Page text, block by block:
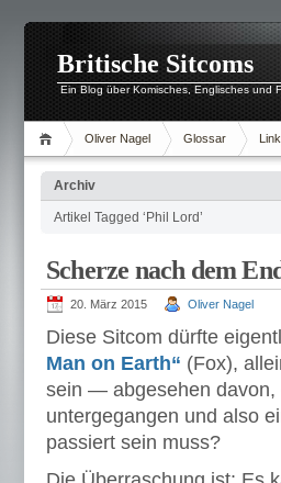
Britische Sitcoms
Ein Blog über Komisches, Englisches und
Oliver Nagel Glossar
Archiv
Artikel Tagged ‘Phil Lord’
Scherze nach dem
20. März 2015 Oliver Nagel
Diese Sitcom dürfte
Man on Earth“ (Fox),
sein — abgesehen davon,
untergegangen und also
passiert sein muss?